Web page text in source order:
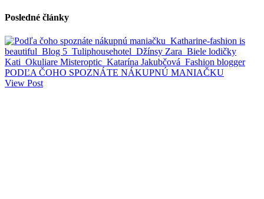
Posledné články
PODĽA ČOHO SPOZNÁTE NÁKUPNÚ MANIAČKU
View Post